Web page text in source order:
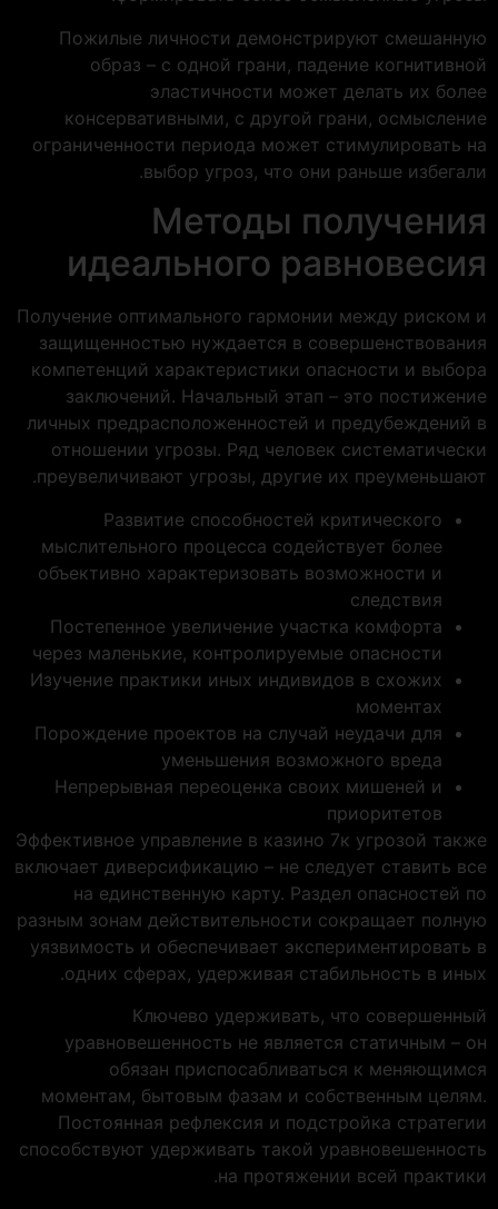
Пожилые личности демонстрируют смешанную
образ – с одной грани, падение когнитивной
эластичности может делать их более
консервативными, с другой грани, осмысление
ограниченности периода может стимулировать на
выбор угроз, что они раньше избегали.
Методы получения
идеального равновесия
Получение оптимального гармонии между риском и
защищенностью нуждается в совершенствования
компетенций характеристики опасности и выбора
заключений. Начальный этап – это постижение
личных предрасположенностей и предубеждений в
отношении угрозы. Ряд человек систематически
преувеличивают угрозы, другие их преуменьшают.
Развитие способностей критического
мыслительного процесса содействует более
объективно характеризовать возможности и
следствия
Постепенное увеличение участка комфорта
через маленькие, контролируемые опасности
Изучение практики иных индивидов в схожих
моментах
Порождение проектов на случай неудачи для
уменьшения возможного вреда
Непрерывная переоценка своих мишеней и
приоритетов
Эффективное управление в казино 7к угрозой также
включает диверсификацию – не следует ставить все
на единственную карту. Раздел опасностей по
разным зонам действительности сокращает полную
уязвимость и обеспечивает экспериментировать в
одних сферах, удерживая стабильность в иных.
Ключево удерживать, что совершенный
уравновешенность не является статичным – он
обязан приспосабливаться к меняющимся
моментам, бытовым фазам и собственным целям.
Постоянная рефлексия и подстройка стратегии
способствуют удерживать такой уравновешенность
на протяжении всей практики.